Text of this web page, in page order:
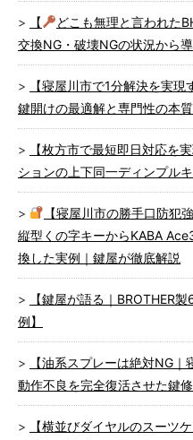
【
どこも無理と言われた
交換NG・破壊NGの状況から
【寝屋川市で1分解決を実
鍵開けの最適解と専門性の本質
【枚方市で最短即日対応を
ションの上下同一ディンプルキ
【寝屋川市の勝手口防犯
縦型くの字キーからKABA
換した実例｜鍵屋が徹底解説
【鍵屋が語る｜BROTHER
例】
【油系スプレーは絶対NG
動作不良を完全復活させた鍵修
【横並びダイヤルのスーツ